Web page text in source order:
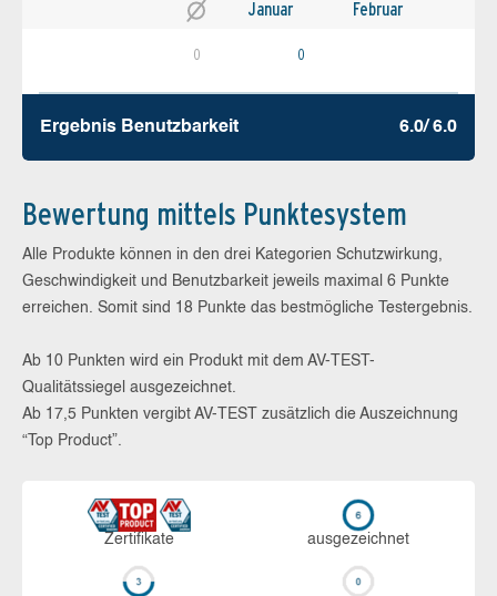
Januar Februar
0 0
Ergebnis Benutz­barkeit 6.0/ 6.0
Bewertung mittels Punktesystem
Alle Produkte können in den drei Kategorien Schutzwirkung,
Geschwindigkeit und Benutzbarkeit jeweils maximal 6 Punkte
erreichen. Somit sind 18 Punkte das bestmögliche Testergebnis.
Ab 10 Punkten wird ein Produkt mit dem AV-TEST-
Qualitätssiegel ausgezeichnet.
Ab 17,5 Punkten vergibt AV-TEST zusätzlich die Auszeichnung
“Top Product”.
Zerti­fikate aus­ge­zeich­net